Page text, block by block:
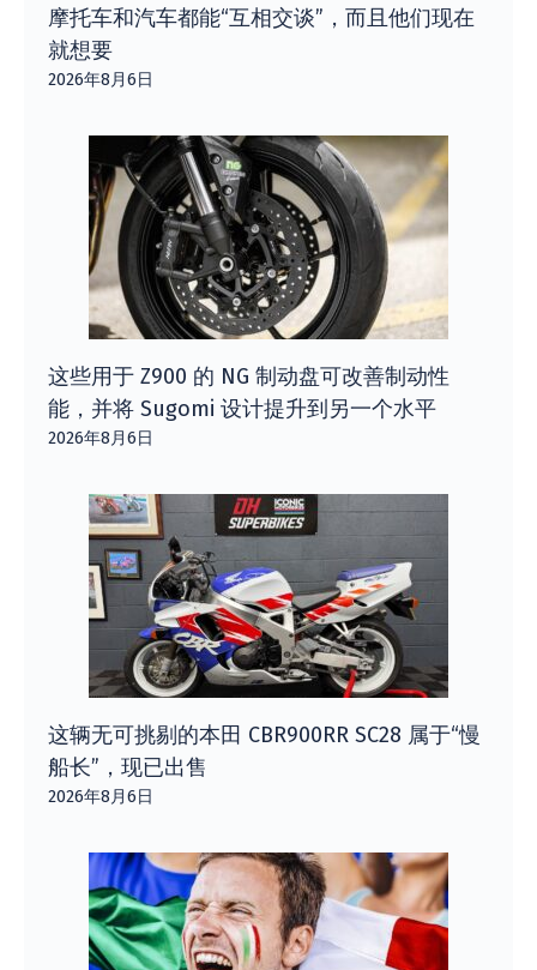
摩托车和汽车都能“互相交谈”，而且他们现在
就想要
2026年8月6日
这些用于 Z900 的 NG 制动盘可改善制动性
能，并将 Sugomi 设计提升到另一个水平
2026年8月6日
这辆无可挑剔的本田 CBR900RR SC28 属于“慢
船长”，现已出售
2026年8月6日